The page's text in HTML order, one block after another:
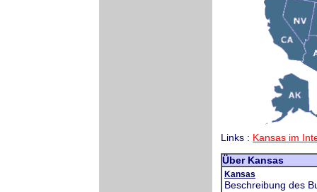
Links : Kansas im
Über Kansas
Kansas
Beschreibung des